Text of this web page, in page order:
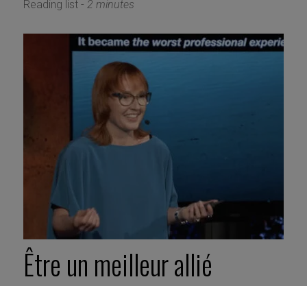
Reading list - 2 minutes
Être un meilleur allié